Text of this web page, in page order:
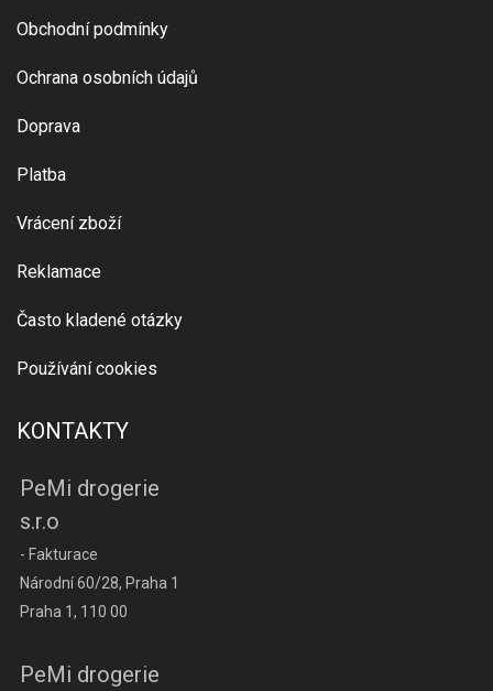
Obchodní podmínky
Ochrana osobních údajů
Doprava
Platba
Vrácení zboží
Reklamace
Často kladené otázky
Používání cookies
KONTAKTY
PeMi drogerie
s.r.o
- Fakturace
Národní 60/28, Praha 1
Praha 1, 110 00
PeMi drogerie